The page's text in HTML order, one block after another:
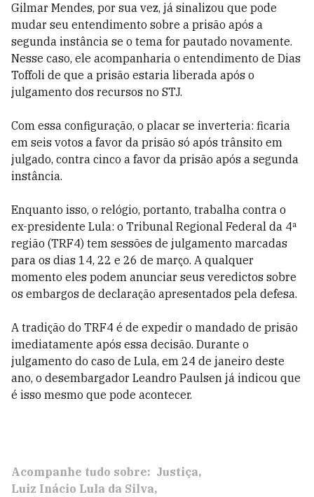
Gilmar Mendes, por sua vez, já sinalizou que pode
mudar seu entendimento sobre a prisão após a
segunda instância se o tema for pautado novamente.
Nesse caso, ele acompanharia o entendimento de Dias
Toffoli de que a prisão estaria liberada após o
julgamento dos recursos no STJ.
Com essa configuração, o placar se inverteria: ficaria
em seis votos a favor da prisão só após trânsito em
julgado, contra cinco a favor da prisão após a segunda
instância.
Enquanto isso, o relógio, portanto, trabalha contra o
ex-presidente Lula: o Tribunal Regional Federal da 4ª
região (TRF4) tem sessões de julgamento marcadas
para os dias 14, 22 e 26 de março. A qualquer
momento eles podem anunciar seus veredictos sobre
os embargos de declaração apresentados pela defesa.
A tradição do TRF4 é de expedir o mandado de prisão
imediatamente após essa decisão. Durante o
julgamento do caso de Lula, em 24 de janeiro deste
ano, o desembargador Leandro Paulsen já indicou que
é isso mesmo que pode acontecer.
Acompanhe tudo sobre: Justiça
Luiz Inácio Lula da Silva